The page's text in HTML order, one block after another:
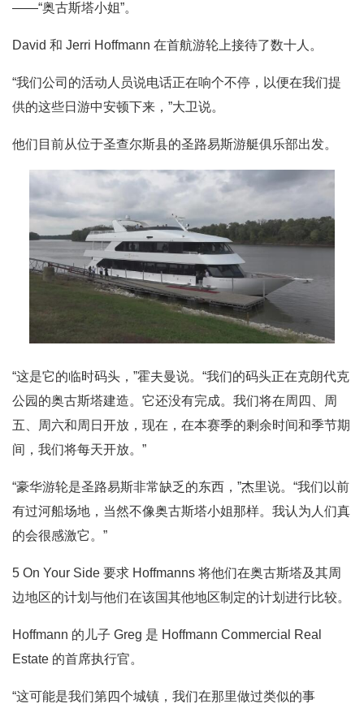
——“奥古斯塔小姐”。
David 和 Jerri Hoffmann 在首航游轮上接待了数十人。
“我们公司的活动人员说电话正在响个不停，以便在我们提
供的这些日游中安顿下来，”大卫说。
他们目前从位于圣查尔斯县的圣路易斯游艇俱乐部出发。
“这是它的临时码头，”霍夫曼说。“我们的码头正在克朗代克
公园的奥古斯塔建造。它还没有完成。我们将在周四、周
五、周六和周日开放，现在，在本赛季的剩余时间和季节期
间，我们将每天开放。”
“豪华游轮是圣路易斯非常缺乏的东西，”杰里说。“我们以前
有过河船场地，当然不像奥古斯塔小姐那样。我认为人们真
的会很感激它。”
5 On Your Side 要求 Hoffmanns 将他们在奥古斯塔及其周
边地区的计划与他们在该国其他地区制定的计划进行比较。
Hoffmann 的儿子 Greg 是 Hoffmann Commercial Real
Estate 的首席执行官。
“这可能是我们第四个城镇，我们在那里做过类似的事